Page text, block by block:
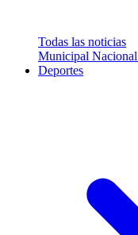
Todas las noticias
Municipal Nacional
Deportes